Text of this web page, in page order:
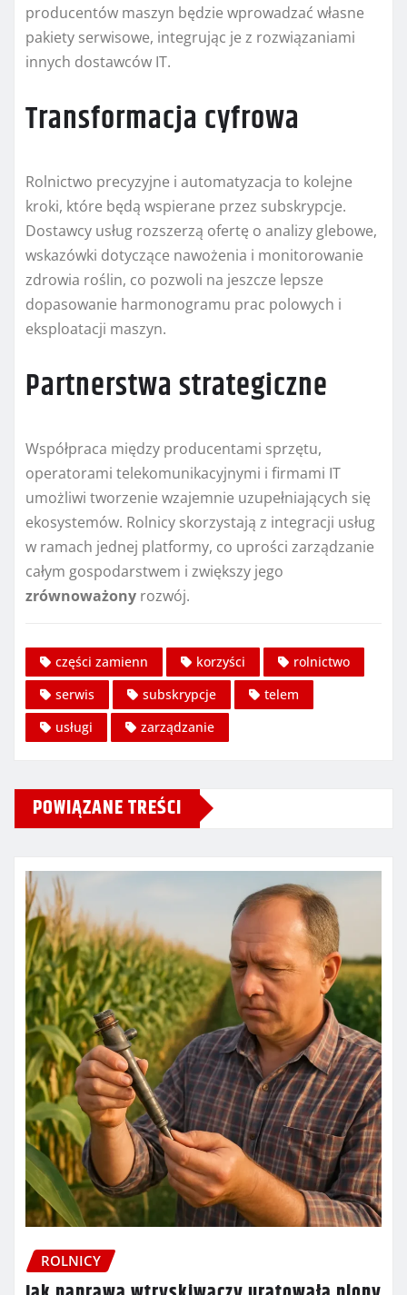
producentów maszyn będzie wprowadzać własne
pakiety serwisowe, integrując je z rozwiązaniami
innych dostawców IT.
Transformacja cyfrowa
Rolnictwo precyzyjne i automatyzacja to kolejne
kroki, które będą wspierane przez subskrypcje.
Dostawcy usług rozszerzą ofertę o analizy glebowe,
wskazówki dotyczące nawożenia i monitorowanie
zdrowia roślin, co pozwoli na jeszcze lepsze
dopasowanie harmonogramu prac polowych i
eksploatacji maszyn.
Partnerstwa strategiczne
Współpraca między producentami sprzętu,
operatorami telekomunikacyjnymi i firmami IT
umożliwi tworzenie wzajemnie uzupełniających się
ekosystemów. Rolnicy skorzystają z integracji usług
w ramach jednej platformy, co uprości zarządzanie
całym gospodarstwem i zwiększy jego
zrównoważony rozwój.
części zamienn korzyści
rolnictwo
serwis
subskrypcje
telem
usługi
zarządzanie
POWIĄZANE TREŚCI
ROLNICY